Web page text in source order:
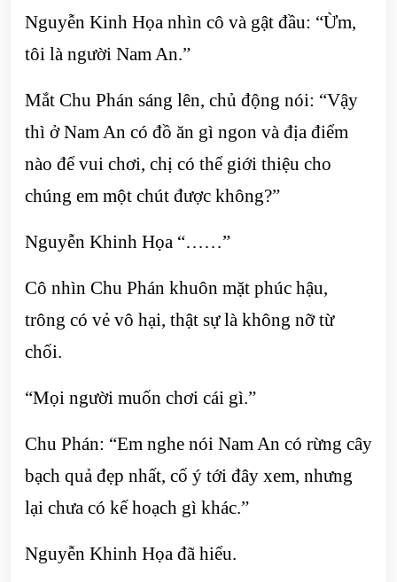
Nguyễn Kinh Họa nhìn cô và gật đầu: “Ừm,
tôi là người Nam An.”
Mắt Chu Phán sáng lên, chủ động nói: “Vậy
thì ở Nam An có đồ ăn gì ngon và địa điểm
nào để vui chơi, chị có thể giới thiệu cho
chúng em một chút được không?”
Nguyễn Khinh Họa “……”
Cô nhìn Chu Phán khuôn mặt phúc hậu,
trông có vẻ vô hại, thật sự là không nỡ từ
chối.
“Mọi người muốn chơi cái gì.”
Chu Phán: “Em nghe nói Nam An có rừng cây
bạch quả đẹp nhất, cố ý tới đây xem, nhưng
lại chưa có kế hoạch gì khác.”
Nguyễn Khinh Họa đã hiểu.